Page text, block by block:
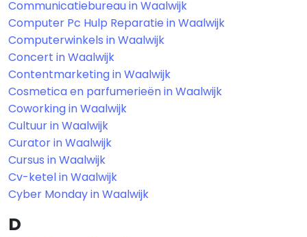
Communicatiebureau in Waalwijk
Computer Pc Hulp Reparatie in Waalwijk
Computerwinkels in Waalwijk
Concert in Waalwijk
Contentmarketing in Waalwijk
Cosmetica en parfumerieën in Waalwijk
Coworking in Waalwijk
Cultuur in Waalwijk
Curator in Waalwijk
Cursus in Waalwijk
Cv-ketel in Waalwijk
Cyber Monday in Waalwijk
D